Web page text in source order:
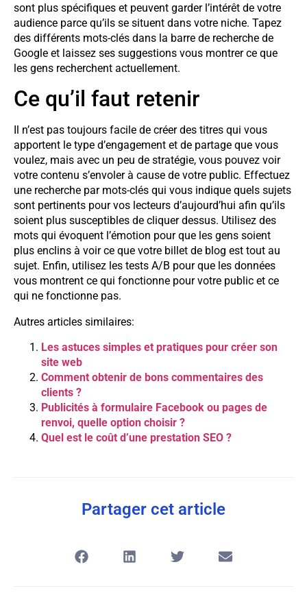
sont plus spécifiques et peuvent garder l’intérêt de votre
audience parce qu’ils se situent dans votre niche. Tapez
des différents mots-clés dans la barre de recherche de
Google et laissez ses suggestions vous montrer ce que
les gens recherchent actuellement.
Ce qu’il faut retenir
Il n’est pas toujours facile de créer des titres qui vous
apportent le type d’engagement et de partage que vous
voulez, mais avec un peu de stratégie, vous pouvez voir
votre contenu s’envoler à cause de votre public. Effectuez
une recherche par mots-clés qui vous indique quels sujets
sont pertinents pour vos lecteurs d’aujourd’hui afin qu’ils
soient plus susceptibles de cliquer dessus. Utilisez des
mots qui évoquent l’émotion pour que les gens soient
plus enclins à voir ce que votre billet de blog est tout au
sujet. Enfin, utilisez les tests A/B pour que les données
vous montrent ce qui fonctionne pour votre public et ce
qui ne fonctionne pas.
Autres articles similaires:
Les astuces simples et pratiques pour créer son
site web
Comment obtenir de bons commentaires des
clients ?
Publicités à formulaire Facebook ou pages de
renvoi, quelle option choisir ?
Quel est le coût d’une prestation SEO ?
Partager cet article